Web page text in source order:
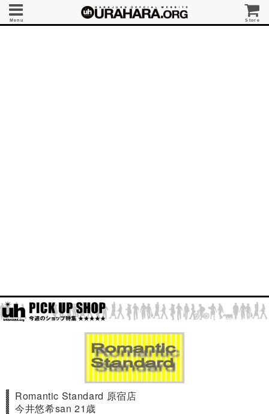
Menu Store
Romantic Standard 原宿店
今井悠希san 21歳